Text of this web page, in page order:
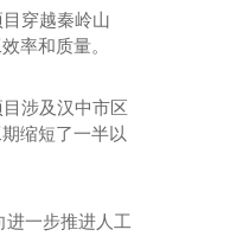
穿越秦岭山
率和质量。
涉及汉中市区
缩短了一半以
一步推进人工